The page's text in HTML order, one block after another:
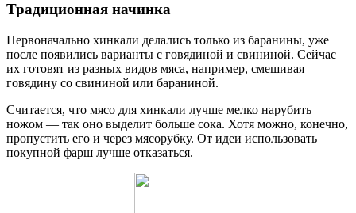
Традиционная начинка
Первоначально хинкали делались только из баранины, уже
после появились варианты с говядиной и свининой. Сейчас
их готовят из разных видов мяса, например, смешивая
говядину со свининой или бараниной.
Считается, что мясо для хинкали лучше мелко нарубить
ножом — так оно выделит больше сока. Хотя можно, конечно,
пропустить его и через мясорубку. От идеи использовать
покупной фарш лучше отказаться.